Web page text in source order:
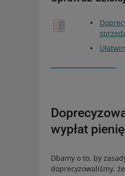
wypłat
Dbamy o to, by
doprecyzowaliśmy, że